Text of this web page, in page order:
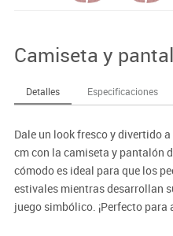
Camiseta y
Detalles Especificaciones
Dale un look fresco y divertido
cm con la camiseta y pantalón
cómodo es ideal para que los
estivales mientras desarrollan
juego simbólico. ¡Perfecto